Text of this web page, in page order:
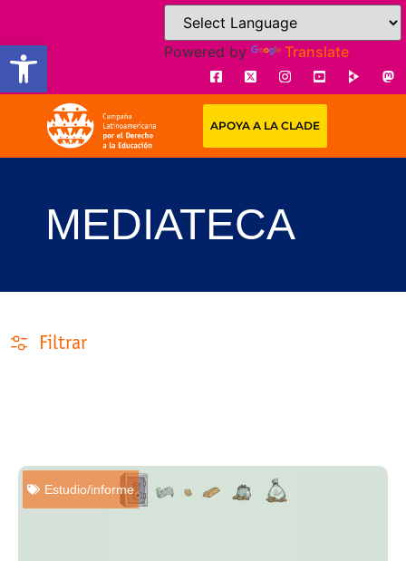
Open toolbarPowered by Translate
APOYA A LA CLADE
MEDIATECA
Filtrar
Estudio/informe